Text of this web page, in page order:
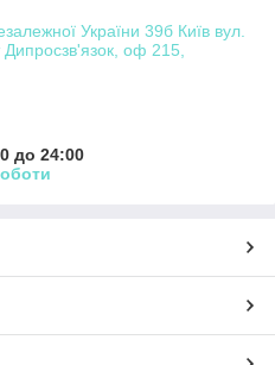
України 39б Київ вул.
оф 215,
до 24:00